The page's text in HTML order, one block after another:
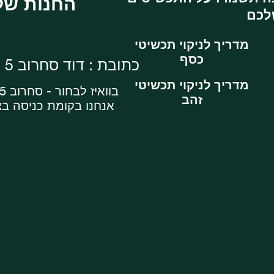
כתובת : דוד סחרוב 5 , ראשון לציון
אנחנו בקומת כניסה
מדריך לניקוי תכשיטי
כסף
מדריך לניקוי תכשיטי
זהב